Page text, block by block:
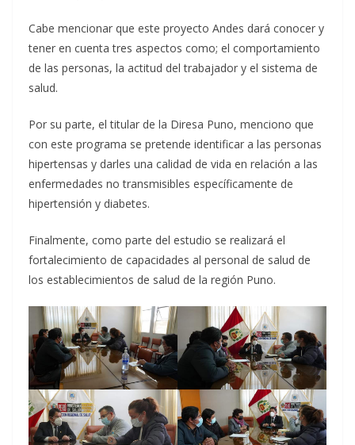
Cabe mencionar que este proyecto Andes dará conocer y
tener en cuenta tres aspectos como; el comportamiento
de las personas, la actitud del trabajador y el sistema de
salud.
Por su parte, el titular de la Diresa Puno, menciono que
con este programa se pretende identificar a las personas
hipertensas y darles una calidad de vida en relación a las
enfermedades no transmisibles específicamente de
hipertensión y diabetes.
Finalmente, como parte del estudio se realizará el
fortalecimiento de capacidades al personal de salud de
los establecimientos de salud de la región Puno.